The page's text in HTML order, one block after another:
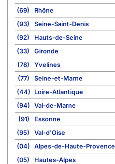
(69)
Rhône
(93)
Seine-Saint-Denis
(92)
Hauts-de-Seine
(33)
Gironde
(78)
Yvelines
(77)
Seine-et-Marne
(44)
Loire-Atlantique
(94)
Val-de-Marne
(91)
Essonne
(95)
Val-d'Oise
(04)
Alpes-de-Haute-Provence
(05)
Hautes-Alpes